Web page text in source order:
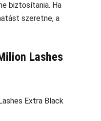
biztosítania. Ha
szeretne, a
Lashes